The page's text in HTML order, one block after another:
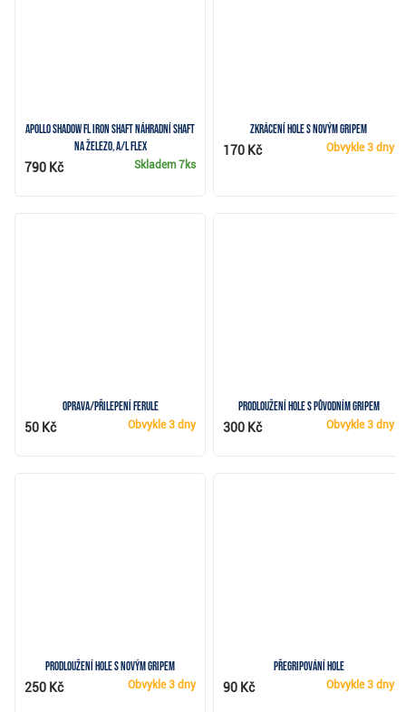
Apollo Shadow FL Iron Shaft náhradní shaft
na železo, A/L flex
Skladem7ks
790 Kč
Zkrácení hole s novým gripem
Obvykle3 dny
170 Kč
Oprava/přilepení ferule
Obvykle3 dny
50 Kč
Prodloužení hole s původním gripem
Obvykle3 dny
300 Kč
Prodloužení hole s novým gripem
Obvykle3 dny
250 Kč
Přegripování hole
Obvykle3 dny
90 Kč